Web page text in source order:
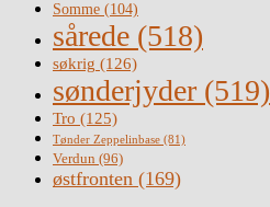
Somme (104)
sårede (518)
søkrig (126)
sønderjyder (519)
Tro (125)
Tønder Zeppelinbase (81)
Verdun (96)
østfronten (169)